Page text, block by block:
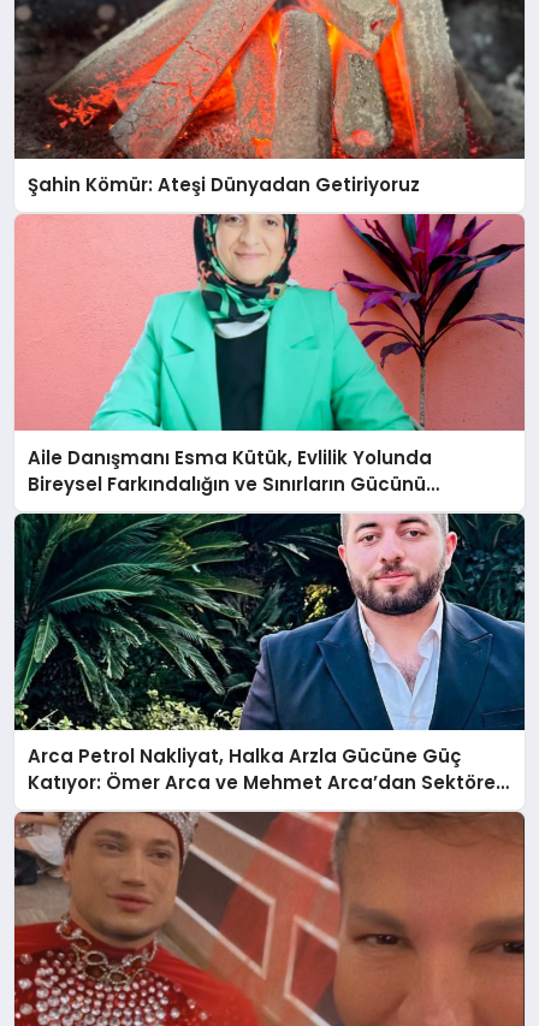
Şahin Kömür: Ateşi Dünyadan Getiriyoruz
Aile Danışmanı Esma Kütük, Evlilik Yolunda
Bireysel Farkındalığın ve Sınırların Gücünü
Anlatıyor
Arca Petrol Nakliyat, Halka Arzla Gücüne Güç
Katıyor: Ömer Arca ve Mehmet Arca’dan Sektöre
Güçlü Yatırım